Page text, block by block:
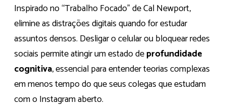
Inspirado no “Trabalho Focado” de Cal Newport,
elimine as distrações digitais quando for estudar
assuntos densos. Desligar o celular ou bloquear redes
sociais permite atingir um estado deprofundidade
cognitiva, essencial para entender teorias complexas
em menos tempo do que seus colegas que estudam
com o Instagram aberto.